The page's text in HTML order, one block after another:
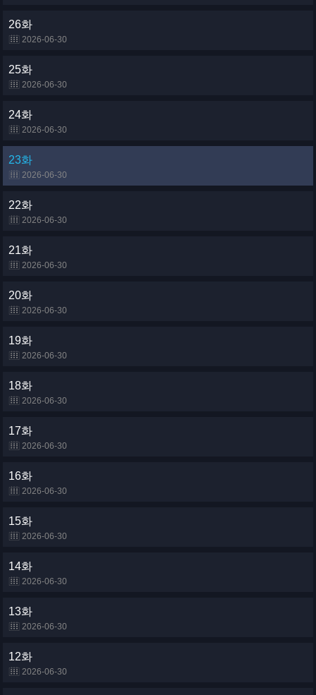
26화
2026-06-30
25화
2026-06-30
24화
2026-06-30
23화
2026-06-30
22화
2026-06-30
21화
2026-06-30
20화
2026-06-30
19화
2026-06-30
18화
2026-06-30
17화
2026-06-30
16화
2026-06-30
15화
2026-06-30
14화
2026-06-30
13화
2026-06-30
12화
2026-06-30